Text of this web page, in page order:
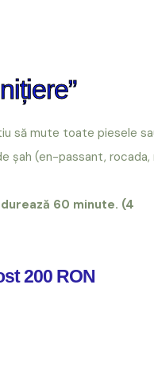
să mute toate piesele
șah (en-passant, rocada,
60 minute. (4
200 RON